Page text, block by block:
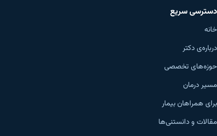
دسترسی سریع
خانه
درباره‌ی دکتر
حوزه‌های تخصصی
مسیر درمان
برای همراهان بیمار
مقالات و دانستنی‌ها